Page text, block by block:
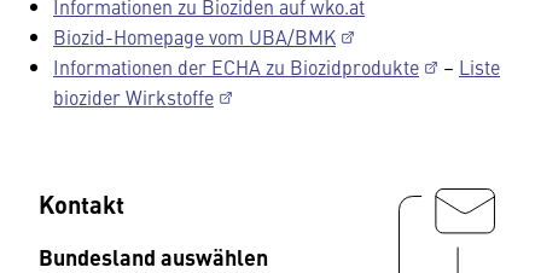
Informationen zu Bioziden auf wko.at
Biozid-Homepage vom UBA/BMK
Informationen der ECHA zu Biozidprodukte
– Liste
biozider Wirkstoffe
Kontakt
Bundesland auswählen